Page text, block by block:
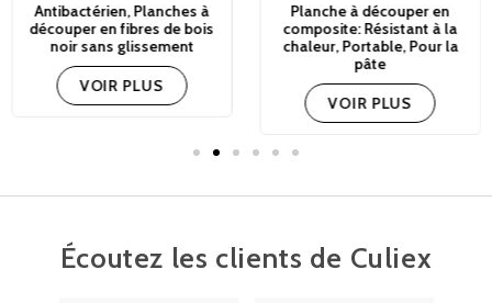
Antibactérien, Planches à
découper en fibres de bois
noir sans glissement
VOIR PLUS
Planche à découper en
composite: Résistant à la
chaleur, Portable, Pour la
pâte
VOIR PLUS
Écoutez les clients de Culiex